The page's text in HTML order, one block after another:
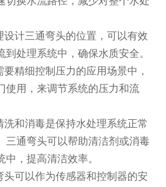
设计三通弯头的位置，可以有效
处理系统中，确保水质安全。
精细控制压力的应用场景中，
使用，来调节系统的压力和流
和消毒是保持水处理系统正常
三通弯头可以帮助清洁剂或消毒
，提高清洁效率。
可以作为传感器和控制器的安